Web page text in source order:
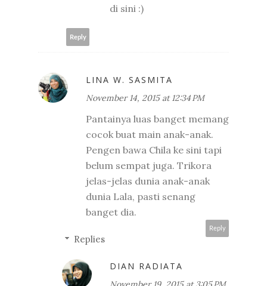
di sini :)
Reply
LINA W. SASMITA
November 14, 2015 at 12:34 PM
Pantainya luas banget memang
cocok buat main anak-anak.
Pengen bawa Chila ke sini tapi
belum sempat juga. Trikora
jelas-jelas dunia anak-anak
dunia Lala, pasti senang
banget dia.
Reply
Replies
DIAN RADIATA